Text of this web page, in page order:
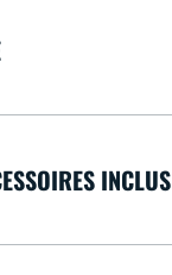
INCLUS